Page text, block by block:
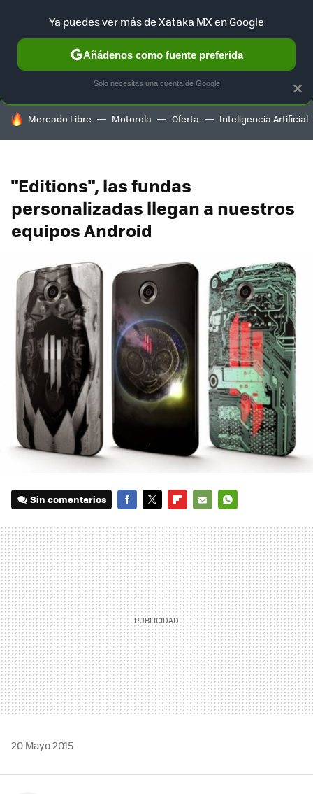
MENÚ NUEVO
GAMING HOME AUTO
HOY SE HABLA DE
Mercado Libre Motorola Oferta Inteligencia Artificial
"Editions", las fundas
personalizadas llegan a nuestros
equipos Android
Sin comentarios
MAIL
20 Mayo 2015
×
Ya puedes ver más de Xataka MX en Google
Añádenos como fuente preferida
Solo necesitas una cuenta de Google